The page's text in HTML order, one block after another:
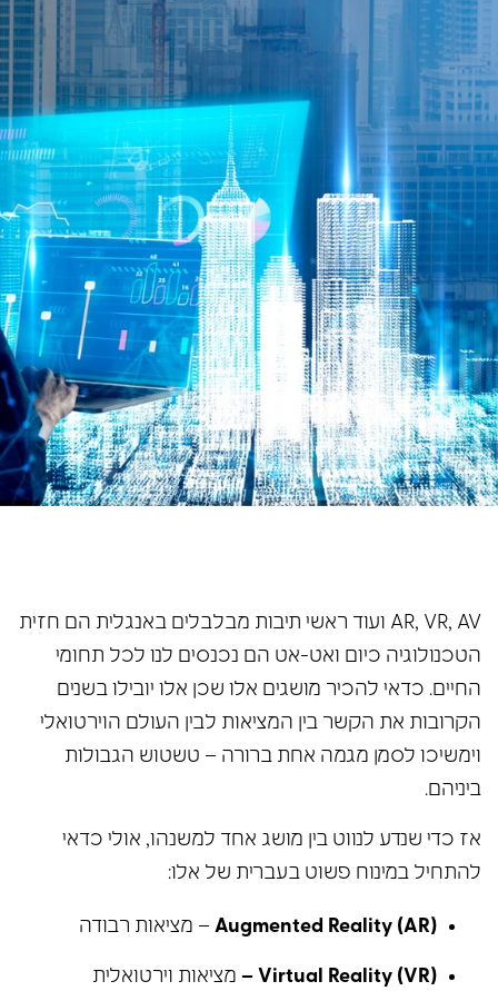
AR, VR, AV ועוד ראשי תיבות מבלבלים באנגלית הם חזית
הטכנולוגיה כיום ואט-אט הם נכנסים לנו לכל תחומי
החיים. כדאי להכיר מושגים אלו שכן אלו יובילו בשנים
הקרובות את הקשר בין המציאות לבין העולם הוירטואלי
וימשיכו לסמן מגמה אחת ברורה – טשטוש הגבולות
ביניהם.
אז כדי שנדע לנווט בין מושג אחד למשנהו, אולי כדאי
להתחיל במינוח פשוט בעברית של אלו:
(AR) Augmented Reality – מציאות רבודה
(VR) Virtual Reality
– מציאות וירטואלית